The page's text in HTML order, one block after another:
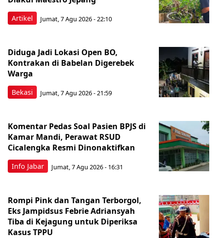
Artikel Jumat, 7 Agu 2026 - 22:10
Bekasi
Diduga Jadi Lokasi Open BO,
Kontrakan di Babelan Digerebek
Warga
Jumat, 7 Agu 2026 - 21:59
Info Jabar
Komentar Pedas Soal Pasien BPJS di
Kamar Mandi, Perawat RSUD
Cicalengka Resmi Dinonaktifkan
Jumat, 7 Agu 2026 - 16:31
Rompi Pink dan Tangan Terborgol,
Eks Jampidsus Febrie Adriansyah
Tiba di Kejagung untuk Diperiksa
Kasus TPPU